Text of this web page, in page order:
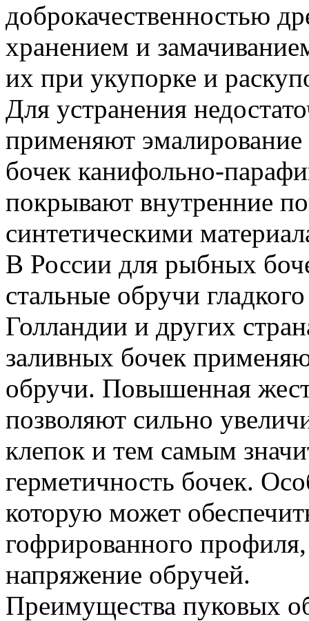
доброкачественностью
хранением и
их при укупорке и
Для устранения
применяют
бочек канифольно-
покрывают внутренние
синтетическими
В России для рыбных
стальные обручи
Голландии и других
заливных бочек
обручи. Повышенная
позволяют сильно
клепок и тем самым
герметичность бочек.
которую может
гофрированного
напряжение обручей.
Преимущества пуковых